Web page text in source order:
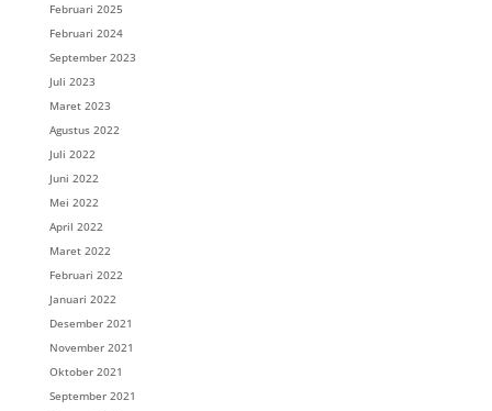
Februari 2025
Februari 2024
September 2023
Juli 2023
Maret 2023
Agustus 2022
Juli 2022
Juni 2022
Mei 2022
April 2022
Maret 2022
Februari 2022
Januari 2022
Desember 2021
November 2021
Oktober 2021
September 2021